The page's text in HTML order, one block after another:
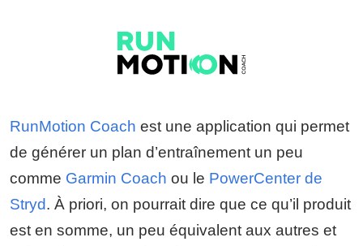
RunMotion Coach est une application qui permet
de générer un plan d’entraînement un peu
comme Garmin Coach ou le PowerCenter de
Stryd. À priori, on pourrait dire que ce qu’il produit
est en somme, un peu équivalent aux autres et